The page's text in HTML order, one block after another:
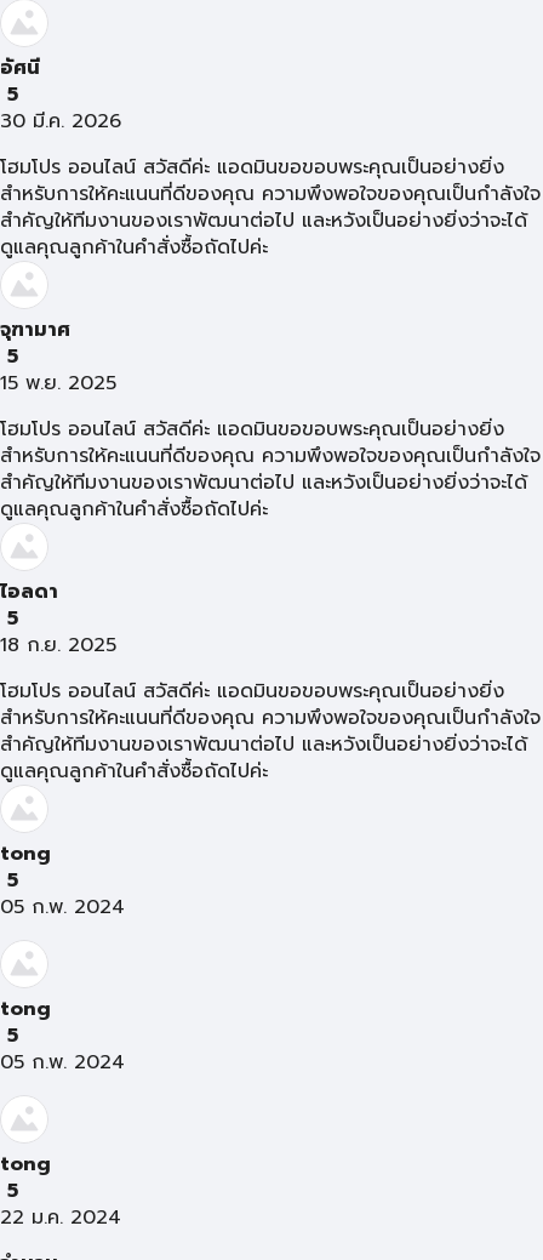
อัศนี
5
30 มี.ค. 2026
โฮมโปร ออนไลน์ สวัสดีค่ะ แอดมินขอขอบพระคุณเป็นอย่างยิ่ง
สำหรับการให้คะแนนที่ดีของคุณ ความพึงพอใจของคุณเป็นกำลังใจ
สำคัญให้ทีมงานของเราพัฒนาต่อไป และหวังเป็นอย่างยิ่งว่าจะได้
ดูแลคุณลูกค้าในคำสั่งซื้อถัดไปค่ะ
จุฑามาศ
5
15 พ.ย. 2025
โฮมโปร ออนไลน์ สวัสดีค่ะ แอดมินขอขอบพระคุณเป็นอย่างยิ่ง
สำหรับการให้คะแนนที่ดีของคุณ ความพึงพอใจของคุณเป็นกำลังใจ
สำคัญให้ทีมงานของเราพัฒนาต่อไป และหวังเป็นอย่างยิ่งว่าจะได้
ดูแลคุณลูกค้าในคำสั่งซื้อถัดไปค่ะ
ไอลดา
5
18 ก.ย. 2025
โฮมโปร ออนไลน์ สวัสดีค่ะ แอดมินขอขอบพระคุณเป็นอย่างยิ่ง
สำหรับการให้คะแนนที่ดีของคุณ ความพึงพอใจของคุณเป็นกำลังใจ
สำคัญให้ทีมงานของเราพัฒนาต่อไป และหวังเป็นอย่างยิ่งว่าจะได้
ดูแลคุณลูกค้าในคำสั่งซื้อถัดไปค่ะ
tong
5
05 ก.พ. 2024
tong
5
05 ก.พ. 2024
tong
5
22 ม.ค. 2024